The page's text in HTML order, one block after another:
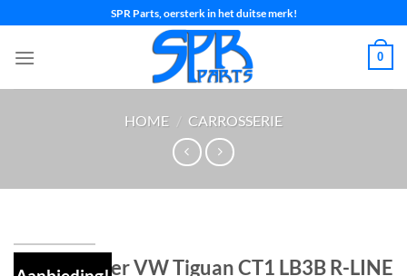
inhoud
SPR Parts, oersterk in het duitse merk!
0
HOME / CARROSSERIE
Voorbumper VW Tiguan CT1 LB3B R-LINE